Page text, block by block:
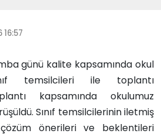
16:57
günü kalite kapsamında okul
temsilcileri ile toplantı
kapsamında okulumuz
Sınıf temsilcilerinin iletmiş
çözüm önerileri ve beklentileri